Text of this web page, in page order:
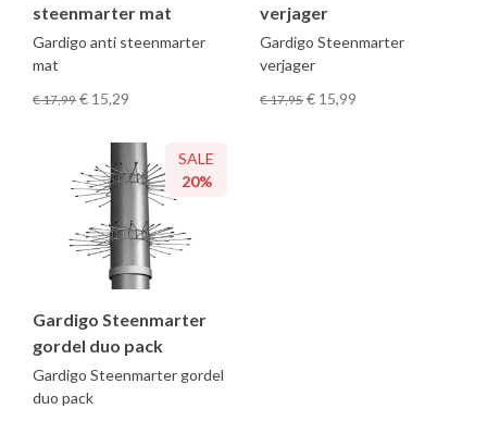
steenmarter mat
Gardigo anti steenmarter
mat
€ 17,99 € 15,29
verjager
Gardigo Steenmarter
verjager
€ 17,95 € 15,99
SALE
20%
Gardigo Steenmarter
gordel duo pack
Gardigo Steenmarter gordel
duo pack